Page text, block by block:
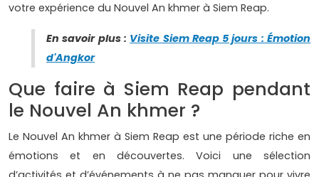
votre expérience du Nouvel An khmer à Siem Reap.
En savoir plus : Visite Siem Reap 5 jours : Émotion
d'Angkor
Que faire à Siem Reap pendant
le Nouvel An khmer ?
Le Nouvel An khmer à Siem Reap est une période riche en
émotions et en découvertes. Voici une sélection